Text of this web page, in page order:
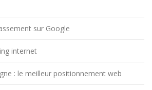
sur Google
internet
: le meilleur positionnement web